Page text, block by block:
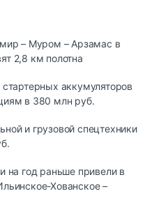
– Муром – Арзамас в
2,8 км полотна
аккумуляторов
в 380 млн руб.
и грузовой спецтехники
на год раньше привели в
Хованское –